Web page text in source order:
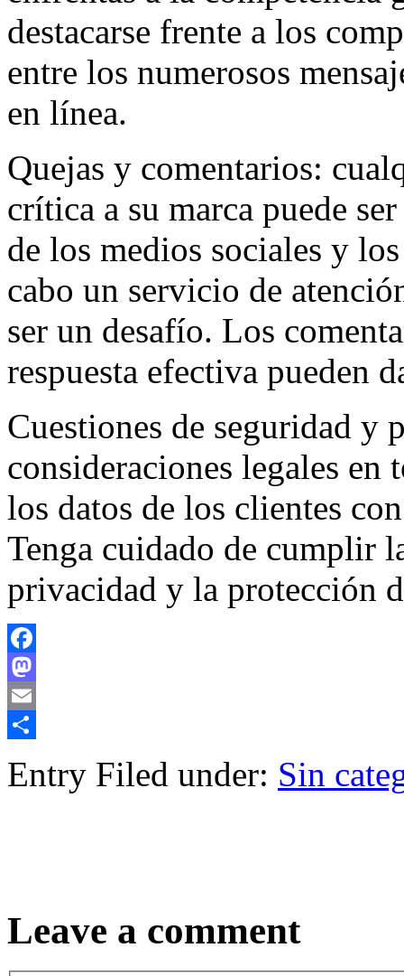
destacarse frente a los
entre los numerosos
en línea.
Quejas y comentarios:
crítica a su marca puede
de los medios sociales y
cabo un servicio de
ser un desafío. Los
respuesta efectiva pueden
Cuestiones de seguridad y
consideraciones legales
los datos de los clientes
Tenga cuidado de cumplir
privacidad y la protección
Facebook
Mastodon
Email
Entry Filed under: Sin
Leave a comment